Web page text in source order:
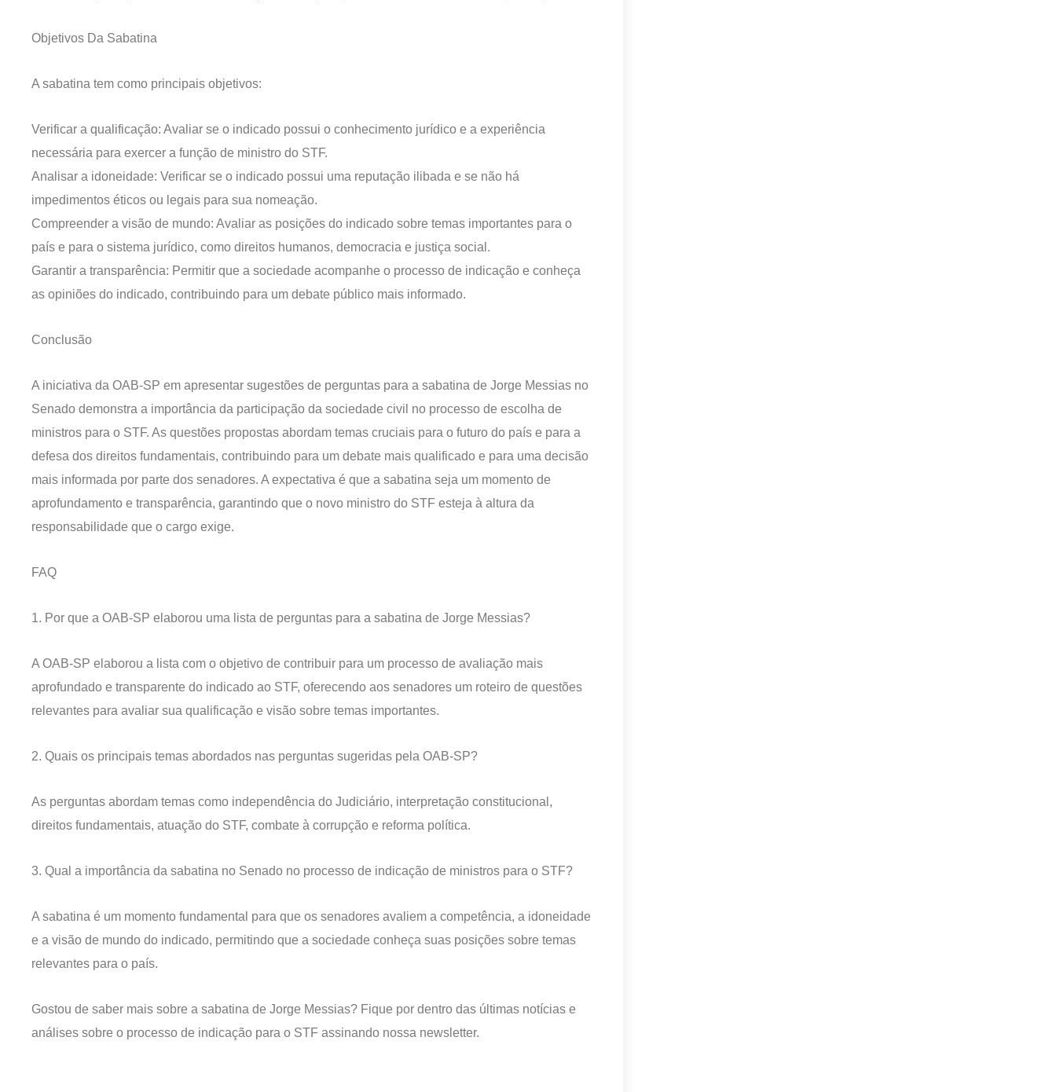
Objetivos Da Sabatina
A sabatina tem como principais objetivos:
Verificar a qualificação: Avaliar se o indicado possui o conhecimento jurídico e a experiência
necessária para exercer a função de ministro do STF.
Analisar a idoneidade: Verificar se o indicado possui uma reputação ilibada e se não há
impedimentos éticos ou legais para sua nomeação.
Compreender a visão de mundo: Avaliar as posições do indicado sobre temas importantes para o
país e para o sistema jurídico, como direitos humanos, democracia e justiça social.
Garantir a transparência: Permitir que a sociedade acompanhe o processo de indicação e conheça
as opiniões do indicado, contribuindo para um debate público mais informado.
Conclusão
A iniciativa da OAB-SP em apresentar sugestões de perguntas para a sabatina de Jorge Messias no
Senado demonstra a importância da participação da sociedade civil no processo de escolha de
ministros para o STF. As questões propostas abordam temas cruciais para o futuro do país e para a
defesa dos direitos fundamentais, contribuindo para um debate mais qualificado e para uma decisão
mais informada por parte dos senadores. A expectativa é que a sabatina seja um momento de
aprofundamento e transparência, garantindo que o novo ministro do STF esteja à altura da
responsabilidade que o cargo exige.
FAQ
1. Por que a OAB-SP elaborou uma lista de perguntas para a sabatina de Jorge Messias?
A OAB-SP elaborou a lista com o objetivo de contribuir para um processo de avaliação mais
aprofundado e transparente do indicado ao STF, oferecendo aos senadores um roteiro de questões
relevantes para avaliar sua qualificação e visão sobre temas importantes.
2. Quais os principais temas abordados nas perguntas sugeridas pela OAB-SP?
As perguntas abordam temas como independência do Judiciário, interpretação constitucional,
direitos fundamentais, atuação do STF, combate à corrupção e reforma política.
3. Qual a importância da sabatina no Senado no processo de indicação de ministros para o STF?
A sabatina é um momento fundamental para que os senadores avaliem a competência, a idoneidade
e a visão de mundo do indicado, permitindo que a sociedade conheça suas posições sobre temas
relevantes para o país.
Gostou de saber mais sobre a sabatina de Jorge Messias? Fique por dentro das últimas notícias e
análises sobre o processo de indicação para o STF assinando nossa newsletter.